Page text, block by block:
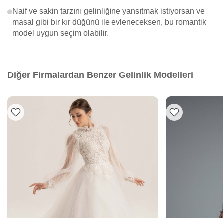
Naif ve sakin tarzını gelinliğine yansıtmak istiyorsan ve
masal gibi bir kır düğünü ile evleneceksen, bu romantik
model uygun seçim olabilir.
Diğer Firmalardan Benzer Gelinlik Modelleri